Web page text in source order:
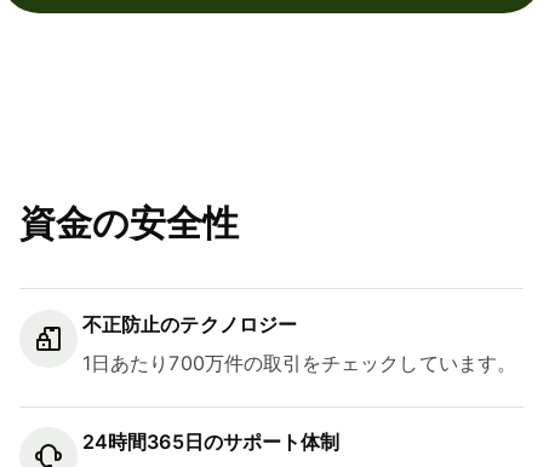
資金の安全性
不正防止のテクノロジー
1日あたり700万件の取引をチェックしています。
24時間365日のサポート体制